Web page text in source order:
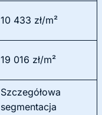
10 433 zł/m²
19 016 zł/m²
Szczegółowa
segmentacja